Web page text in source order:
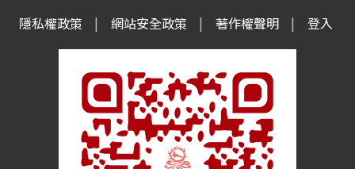
隱私權政策 網站安全政策 著作權聲明 登入